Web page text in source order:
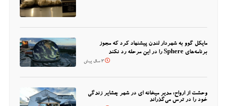
مایکل گوو به شهردار لندن پیشنهاد کرد که مجوز
برنامه‌های Sphere را در این مرحله رد نکند
3 سال پیش
وحشت از ارواح: مدیر میخانه ای در شهر چشایر زندگی
خود را در ترس می‌گذراند